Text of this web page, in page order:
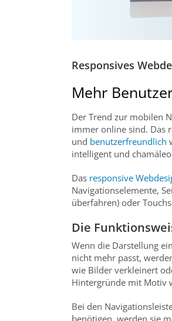
Responsives
Mehr
Der Trend zur mobilen
immer online sind. Das
und benutzerfreundlich
intelligent und
Das responsive
Navigationselemente,
überfahren) oder
Die
Wenn die Darstellung
nicht mehr passt,
wie Bilder verkleinert
Hintergründe mit Motiv
Bei den
benötigen, werden sie